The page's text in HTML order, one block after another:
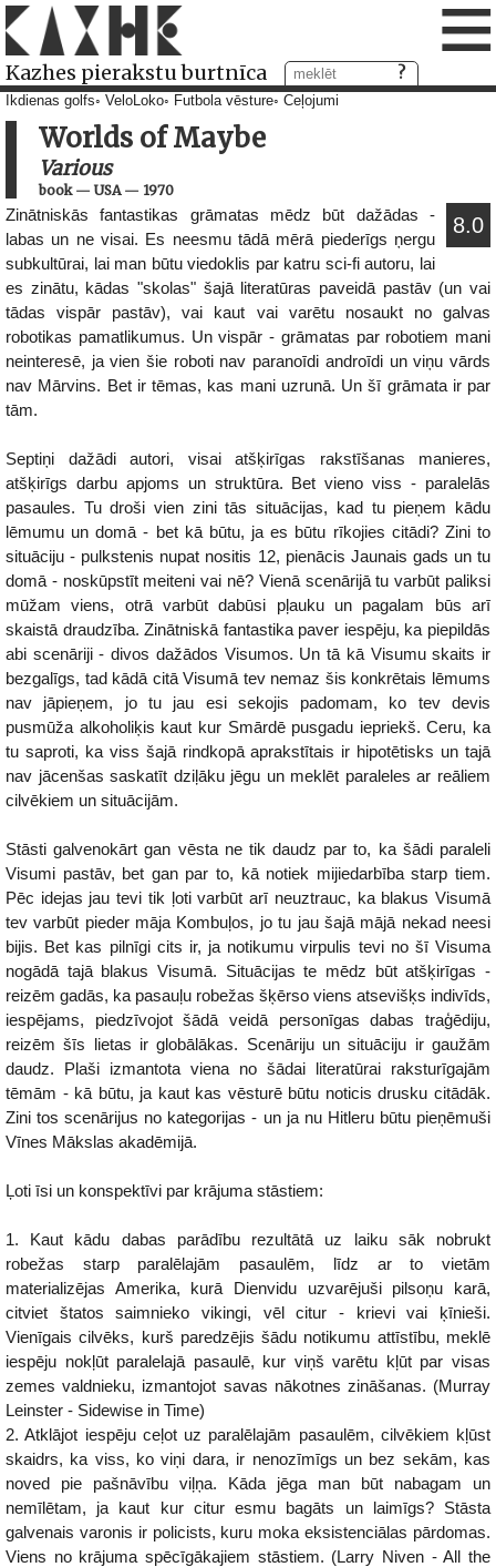
Kazhes pierakstu burtnīca ≡
Ikdienas golfs VeloLoko Futbola vēsture Ceļojumi
Worlds of Maybe
Various
book— USA— 1970
8.0
Zinātniskās fantastikas grāmatas mēdz būt dažādas -
labas un ne visai. Es neesmu tādā mērā piederīgs ņergu
subkultūrai, lai man būtu viedoklis par katru sci-fi autoru, lai
es zinātu, kādas "skolas" šajā literatūras paveidā pastāv (un vai
tādas vispār pastāv), vai kaut vai varētu nosaukt no galvas
robotikas pamatlikumus. Un vispār - grāmatas par robotiem mani
neinteresē, ja vien šie roboti nav paranoīdi androīdi un viņu vārds
nav Mārvins. Bet ir tēmas, kas mani uzrunā. Un šī grāmata ir par
tām.
Septiņi dažādi autori, visai atšķirīgas rakstīšanas manieres,
atšķirīgs darbu apjoms un struktūra. Bet vieno viss - paralelās
pasaules. Tu droši vien zini tās situācijas, kad tu pieņem kādu
lēmumu un domā - bet kā būtu, ja es būtu rīkojies citādi? Zini to
situāciju - pulkstenis nupat nositis 12, pienācis Jaunais gads un tu
domā - noskūpstīt meiteni vai nē? Vienā scenārijā tu varbūt paliksi
mūžam viens, otrā varbūt dabūsi pļauku un pagalam būs arī
skaistā draudzība. Zinātniskā fantastika paver iespēju, ka piepildās
abi scenāriji - divos dažādos Visumos. Un tā kā Visumu skaits ir
bezgalīgs, tad kādā citā Visumā tev nemaz šis konkrētais lēmums
nav jāpieņem, jo tu jau esi sekojis padomam, ko tev devis
pusmūža alkoholiķis kaut kur Smārdē pusgadu iepriekš. Ceru, ka
tu saproti, ka viss šajā rindkopā aprakstītais ir hipotētisks un tajā
nav jācenšas saskatīt dziļāku jēgu un meklēt paraleles ar reāliem
cilvēkiem un situācijām.
Stāsti galvenokārt gan vēsta ne tik daudz par to, ka šādi paraleli
Visumi pastāv, bet gan par to, kā notiek mijiedarbība starp tiem.
Pēc idejas jau tevi tik ļoti varbūt arī neuztrauc, ka blakus Visumā
tev varbūt pieder māja Kombuļos, jo tu jau šajā mājā nekad neesi
bijis. Bet kas pilnīgi cits ir, ja notikumu virpulis tevi no šī Visuma
nogādā tajā blakus Visumā. Situācijas te mēdz būt atšķirīgas -
reizēm gadās, ka pasauļu robežas šķērso viens atsevišķs indivīds,
iespējams, piedzīvojot šādā veidā personīgas dabas traģēdiju,
reizēm šīs lietas ir globālākas. Scenāriju un situāciju ir gaužām
daudz. Plaši izmantota viena no šādai literatūrai raksturīgajām
tēmām - kā būtu, ja kaut kas vēsturē būtu noticis drusku citādāk.
Zini tos scenārijus no kategorijas - un ja nu Hitleru būtu pieņēmuši
Vīnes Mākslas akadēmijā.
Ļoti īsi un konspektīvi par krājuma stāstiem:
1. Kaut kādu dabas parādību rezultātā uz laiku sāk nobrukt
robežas starp paralēlajām pasaulēm, līdz ar to vietām
materializējas Amerika, kurā Dienvidu uzvarējuši pilsoņu karā,
citviet štatos saimnieko vikingi, vēl citur - krievi vai ķīnieši.
Vienīgais cilvēks, kurš paredzējis šādu notikumu attīstību, meklē
iespēju nokļūt paralelajā pasaulē, kur viņš varētu kļūt par visas
zemes valdnieku, izmantojot savas nākotnes zināšanas. (Murray
Leinster - Sidewise in Time)
2. Atklājot iespēju ceļot uz paralēlajām pasaulēm, cilvēkiem kļūst
skaidrs, ka viss, ko viņi dara, ir nenozīmīgs un bez sekām, kas
noved pie pašnāvību viļņa. Kāda jēga man būt nabagam un
nemīlētam, ja kaut kur citur esmu bagāts un laimīgs? Stāsta
galvenais varonis ir policists, kuru moka eksistenciālas pārdomas.
Viens no krājuma spēcīgākajiem stāstiem. (Larry Niven - All the